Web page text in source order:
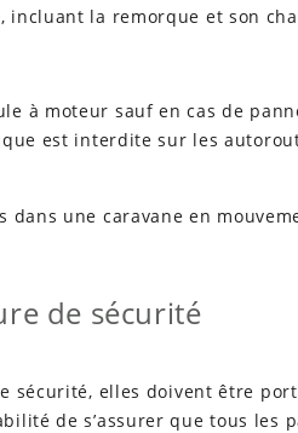
incluant la remorque et son
à moteur sauf en cas de
est interdite sur les
une caravane en
de sécurité
sécurité, elles doivent être
de s’assurer que tous les